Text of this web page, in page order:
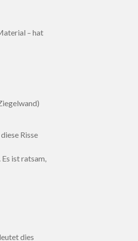
– hat
Risse
ist ratsam,
dies